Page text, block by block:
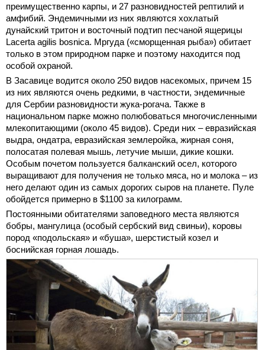
преимущественно карпы, и 27 разновидностей рептилий и
амфибий. Эндемичными из них являются хохлатый
дунайский тритон и восточный подтип песчаной ящерицы
Lacerta agilis bosnica. Мргуда («сморщенная рыба») обитает
только в этом природном парке и поэтому находится под
особой охраной.
В Засавице водится около 250 видов насекомых, причем 15
из них являются очень редкими, в частности, эндемичные
для Сербии разновидности жука-рогача. Также в
национальном парке можно полюбоваться многочисленными
млекопитающими (около 45 видов). Среди них – евразийская
выдра, ондатра, евразийская землеройка, жирная соня,
полосатая полевая мышь, летучие мыши, дикие кошки.
Особым почетом пользуется балканский осел, которого
выращивают для получения не только мяса, но и молока – из
него делают один из самых дорогих сыров на планете. Пуле
обойдется примерно в $1100 за килограмм.
Постоянными обитателями заповедного места являются
бобры, мангулица (особый сербский вид свиньи), коровы
пород «подольская» и «буша», шерстистый козел и
боснийская горная лошадь.